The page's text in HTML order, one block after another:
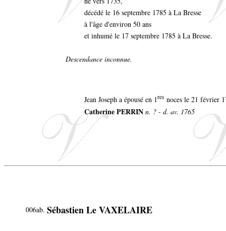
décédé le 16 septembre 1785 à La Bresse
à l'âge d'environ 50 ans
et inhumé le 17 septembre 1785 à La Bresse.
Descendance inconnue.
Jean Joseph a épousé en 1res noces le 21 février
Catherine PERRIN n. ? - d. av. 1765
006ab. Sébastien Le VAXELAIRE